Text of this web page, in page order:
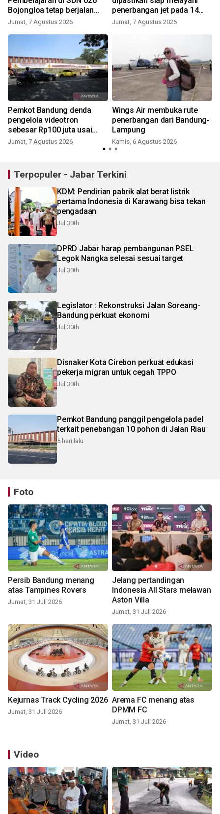
Bojongloa tetap berjalan
meski terdampak sengketa
Jumat, 7 Agustus 2026
penerbangan jet pada 14
Agustus
Jumat, 7 Agustus 2026
Pemkot Bandung denda
pengelola videotron
sebesar Rp100 juta usai
tebang pohon Jalan Riau
Jumat, 7 Agustus 2026
Wings Air membuka rute
penerbangan dari Bandung-
Lampung
Kamis, 6 Agustus 2026
Terpopuler - Jabar Terkini
KDM: Pendirian pabrik alat berat listrik
pertama Indonesia di Karawang bisa tekan
pengadaan
Jul 30th
DPRD Jabar harap pembangunan PSEL
Legok Nangka selesai sesuai target
Jul 30th
Legislator : Rekonstruksi Jalan Soreang-
Bandung perkuat ekonomi
Jul 30th
Disnaker Kota Cirebon perkuat edukasi
pekerja migran untuk cegah TPPO
Jul 30th
Pemkot Bandung panggil pengelola padel
terkait penebangan 10 pohon di Jalan Riau
5 hari lalu
Foto
Persib Bandung menang
atas Tampines Rovers
Jumat, 31 Juli 2026
Jelang pertandingan
Indonesia All Stars melawan
Aston Villa
Jumat, 31 Juli 2026
Kejurnas Track Cycling 2026
Jumat, 31 Juli 2026
Arema FC menang atas
DPMM FC
Jumat, 31 Juli 2026
Video